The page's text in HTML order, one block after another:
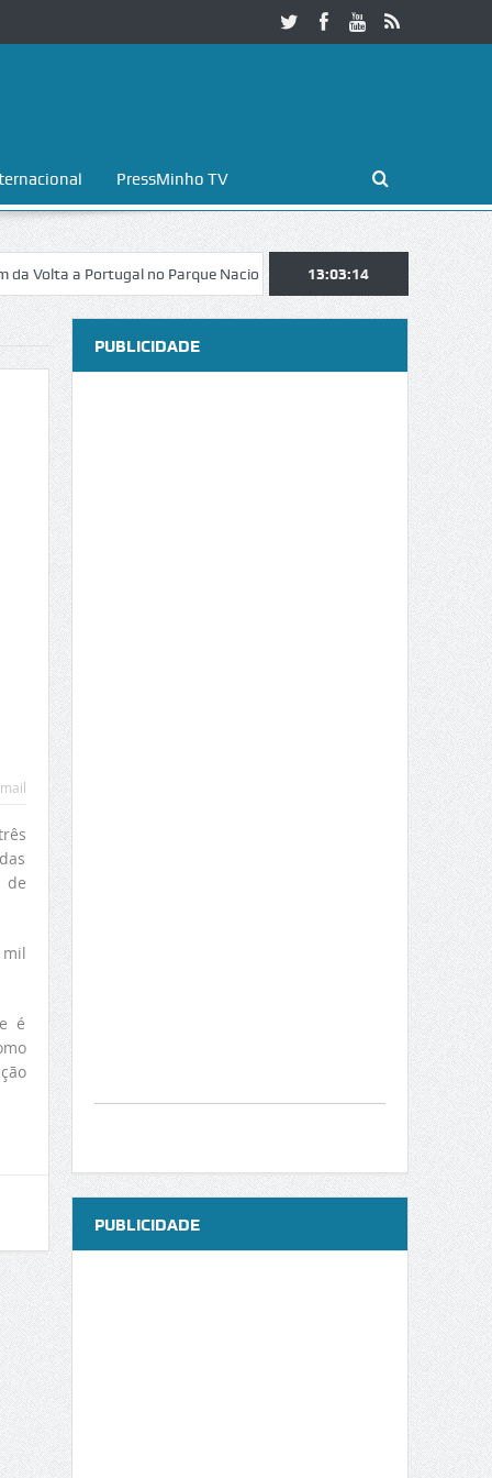
PressMinho TV
Portugal no Parque Nacional da Peneda-Gerês Esposende.
13:03:15
de
é
PUBLICIDADE
PUBLICIDADE